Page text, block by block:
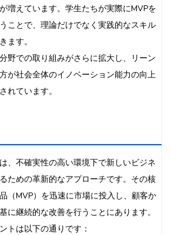
増えています。学生たちが実際にMVPを
ことで、理論だけでなく実践的なスキル
ます。
野での取り組みがさらに拡大し、リーン
が社会全体のイノベーション能力の向上
れています。
、不確実性の高い環境下で新しいビジネ
ための革新的なアプローチです。その核
（MVP）を迅速に市場に投入し、顧客か
に継続的な改善を行うことにあります。
トは以下の通りです：